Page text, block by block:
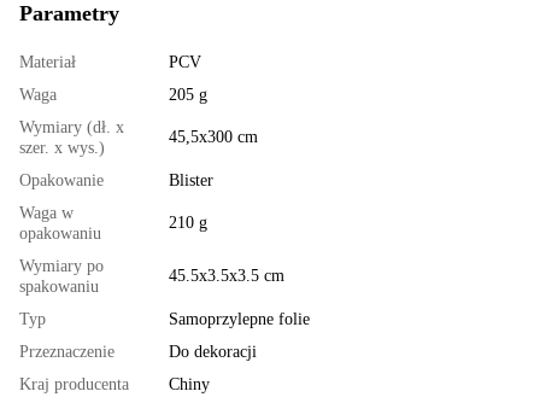
Parametry
Materiał
PCV
Waga
205 g
Wymiary (dł. x
szer. x wys.)
45,5х300 cm
Opakowanie
Blister
Waga w
opakowaniu
210 g
Wymiary po
spakowaniu
45.5x3.5x3.5 cm
Typ
Samoprzylepne folie
Przeznaczenie
Do dekoracji
Kraj producenta
Chiny